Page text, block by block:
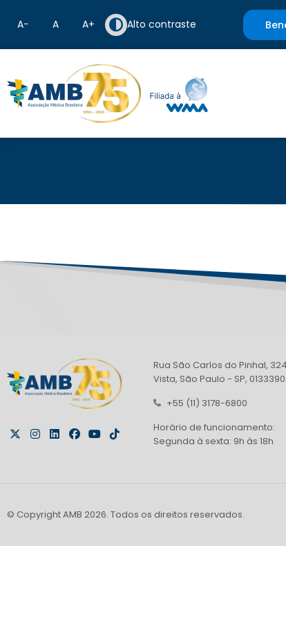
A− A A+ Alto contraste
Rua São Carlos do Pinhal,
Vista, São Paulo - SP,
+55 (11) 3178-6800
Horário de funcionamento:
Segunda à sexta: 9h às 18h
© Copyright AMB 2026. Todos os direitos reservados.